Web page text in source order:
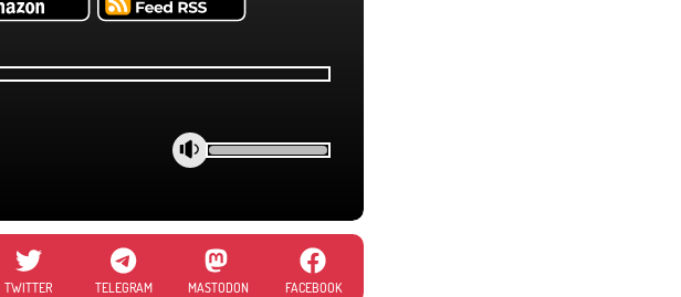
TWITTER TELEGRAM MASTODON FACEBOOK